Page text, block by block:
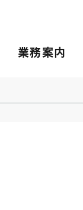
業務案内